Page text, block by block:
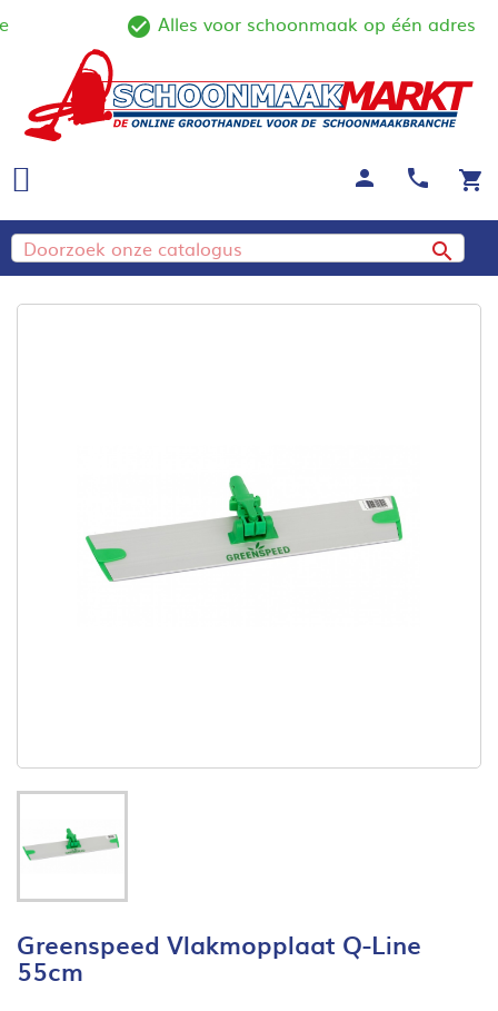
check_circle_outline
Alles voor schoonmaak op één adres
shopping_cart
call
person

Greenspeed Vlakmopplaat Q-Line
55cm